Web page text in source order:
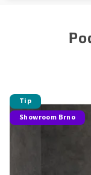
Tip
Showroom Brno